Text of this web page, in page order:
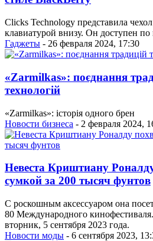
Clicks Technology представила
клавиатурой внизу. Он доступен по
Гаджеты - 26 февраля 2024, 17:30
«Zarmilkas»: поєднання
технологій
«Zarmilkas»: історія одного брен
Новости бизнеса - 2 февраля 2024,
Невеста Криштиану
сумкой за 200 тысяч фунтов
С роскошным аксессуаром она
80 Международного
вторник, 5 сентября 2023 года.
Новости моды - 6 сентября 2023,